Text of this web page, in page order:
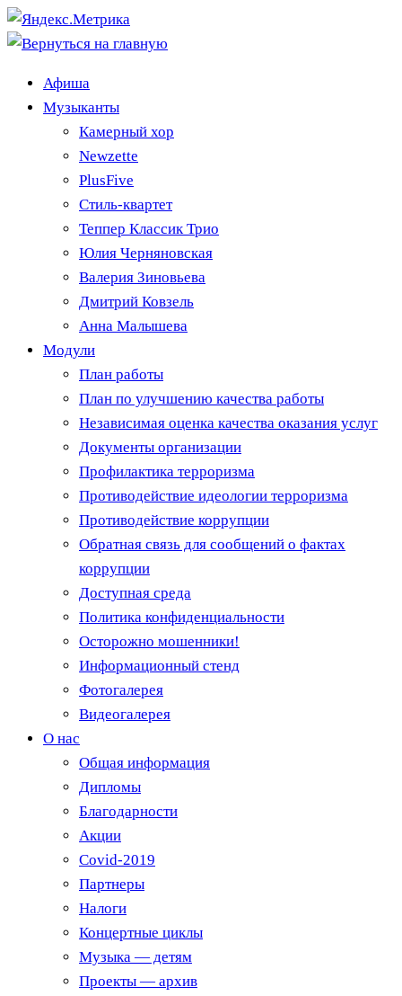
Афиша
Музыканты
Камерный хор
Newzette
PlusFive
Стиль-квартет
Теппер Классик Трио
Юлия Черняновская
Валерия Зиновьева
Дмитрий Ковзель
Анна Малышева
Модули
План работы
План по улучшению качества работы
Независимая оценка качества оказания услуг
Документы организации
Профилактика терроризма
Противодействие идеологии терроризма
Противодействие коррупции
Обратная связь для сообщений о фактах
коррупции
Доступная среда
Политика конфиденциальности
Осторожно мошенники!
Информационный стенд
Фотогалерея
Видеогалерея
О нас
Общая информация
Дипломы
Благодарности
Акции
Covid-2019
Партнеры
Налоги
Концертные циклы
Музыка — детям
Проекты — архив